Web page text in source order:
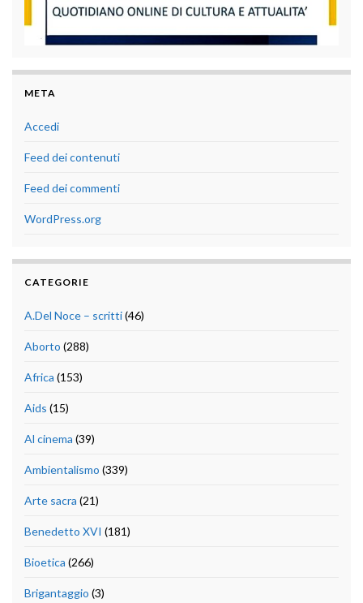
META
Accedi
Feed dei contenuti
Feed dei commenti
WordPress.org
CATEGORIE
A.Del Noce – scritti(46)
Aborto (288)
Africa (153)
Aids (15)
Al cinema (39)
Ambientalismo (339)
Arte sacra (21)
Benedetto XVI (181)
Bioetica (266)
Brigantaggio (3)